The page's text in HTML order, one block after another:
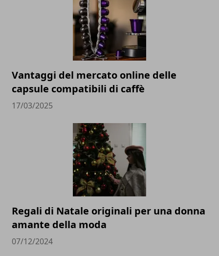
Vantaggi del mercato online delle
capsule compatibili di caffè
17/03/2025
Regali di Natale originali per una donna
amante della moda
07/12/2024